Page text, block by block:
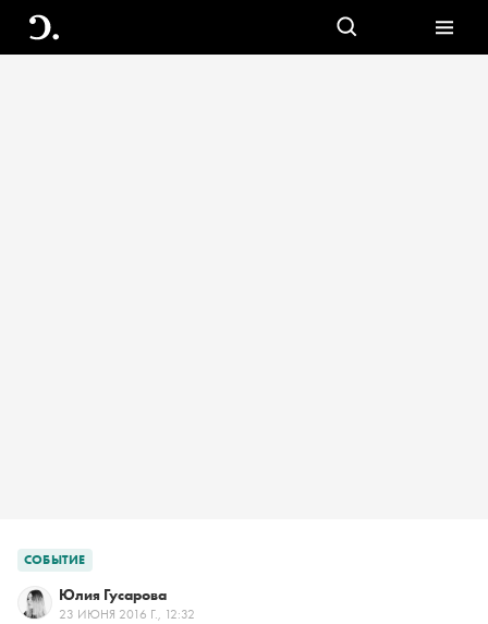
СОБЫТИЕ
Юлия Гусарова
23 ИЮНЯ 2016 Г., 12:32